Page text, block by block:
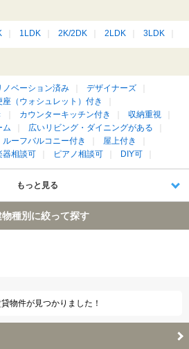
1LDK 2K/2DK 2LDK 3LDK
ノベーション済み
デザイナーズ
座（ウォシュレット）付き
カウンターキッチン付き
収納重視
ム
広いリビング・ダイニングがある
ルーフバルコニー付き
屋上付き
器相談可 ピアノ相談可 DIY可
もっと見る
種別に絞って探す
物件が見つかりました！